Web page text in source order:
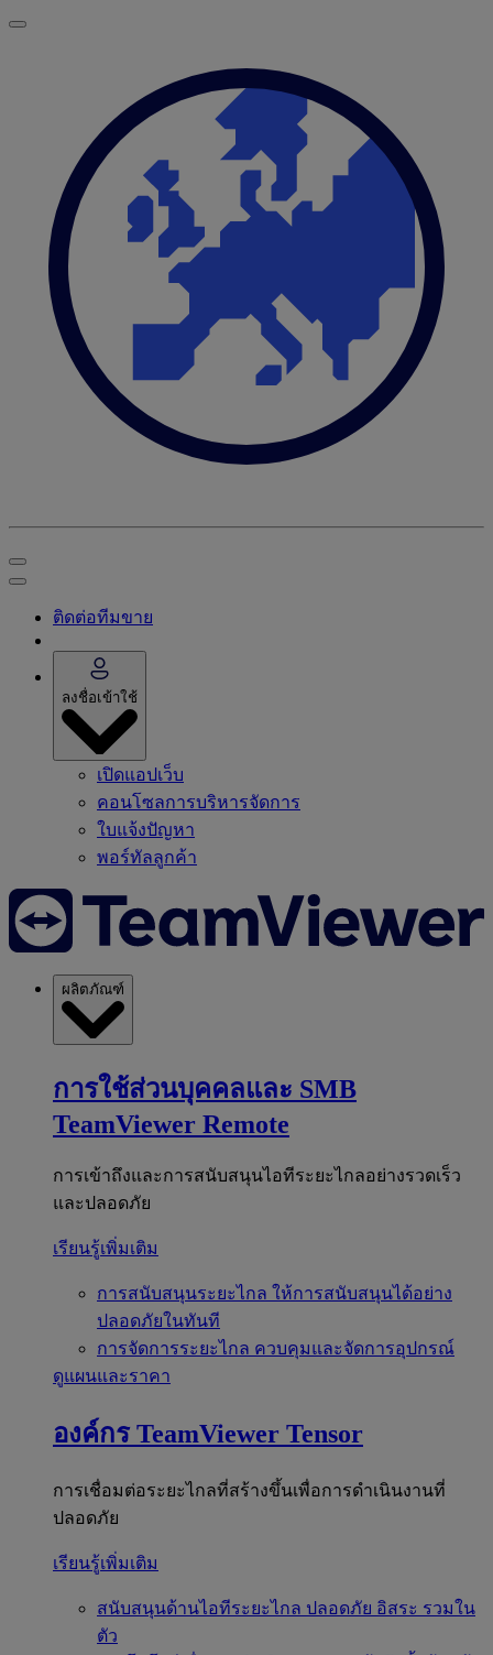
ติดต่อทีมขาย
ลงชื่อเข้าใช้
เปิดแอปเว็บ
คอนโซลการบริหารจัดการ
ใบแจ้งปัญหา
พอร์ทัลลูกค้า
ผลิตภัณฑ์
การใช้ส่วนบุคคลและ SMB
TeamViewer Remote
การเข้าถึงและการสนับสนุนไอทีระยะไกลอย่างรวดเร็ว
และปลอดภัย
เรียนรู้เพิ่มเติม
การสนับสนุนระยะไกล ให้การสนับสนุนได้อย่าง
ปลอดภัยในทันที
การจัดการระยะไกล ควบคุมและจัดการอุปกรณ์
ดูแผนและราคา
องค์กร TeamViewer Tensor
การเชื่อมต่อระยะไกลที่สร้างขึ้นเพื่อการดำเนินงานที่
ปลอดภัย
เรียนรู้เพิ่มเติม
สนับสนุนด้านไอทีระยะไกล ปลอดภัย อิสระ รวมใน
ตัว